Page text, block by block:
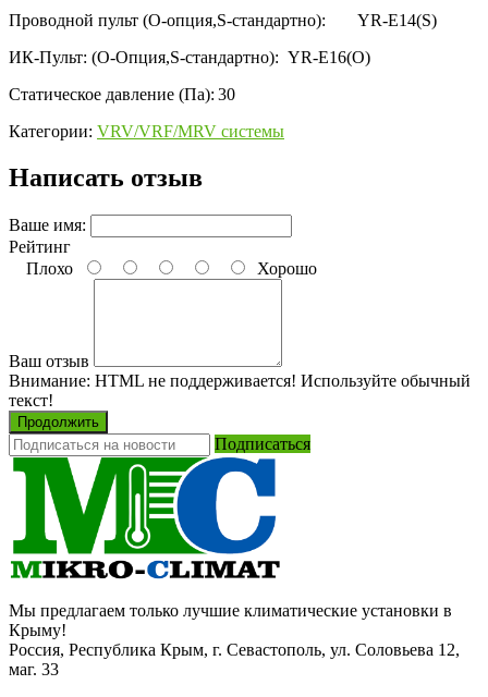
Проводной пульт (O-опция,S-стандартно):
YR-E14(S)
ИК-Пульт: (O-Опция,S-стандартно): YR-E16(O)
Статическое давление (Па): 30
Категории: VRV/VRF/MRV системы
Написать отзыв
Ваше имя:
Рейтинг
Плохо
Хорошо
Ваш отзыв
Внимание: HTML не поддерживается! Используйте обычный
текст!
Продолжить
Подписаться
Мы предлагаем только лучшие климатические установки в
Крыму!
Россия, Республика Крым, г. Севастополь, ул. Соловьева 12,
маг. 33